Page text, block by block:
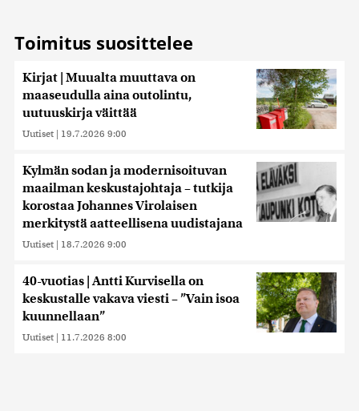
Toimitus suosittelee
Kirjat | Muualta muuttava on
maaseudulla aina outolintu,
uutuuskirja väittää
Uutiset | 19.7.2026 9:00
Kylmän sodan ja modernisoituvan
maailman keskustajohtaja – tutkija
korostaa Johannes Virolaisen
merkitystä aatteellisena uudistajana
Uutiset | 18.7.2026 9:00
40-vuotias | Antti Kurvisella on
keskustalle vakava viesti – ”Vain isoa
kuunnellaan”
Uutiset | 11.7.2026 8:00